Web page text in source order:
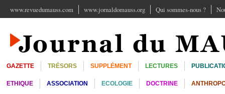
www.revuedumauss.com www.jornaldomauss.org Qui sommes-nous ?
GAZETTE TRÉSORS SUPPLÉMENT LECTURES
ETHIQUE ASSOCIATION ECOLOGIE DOCTRINE